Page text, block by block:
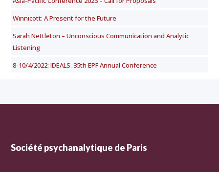
Winnicott: A Present for the Future
Sarah Nettleton – Unconscious Communication and Analytic
Listening
8-10/4/2022: IDEALS. 35th EPF Annual Conference
Société psychanalytique de Paris